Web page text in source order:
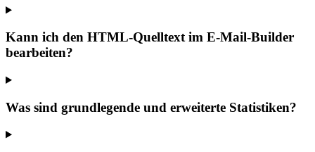
Kann ich den HTML-Quelltext im E-Mail-Builder
bearbeiten?
Was sind grundlegende und erweiterte Statistiken?